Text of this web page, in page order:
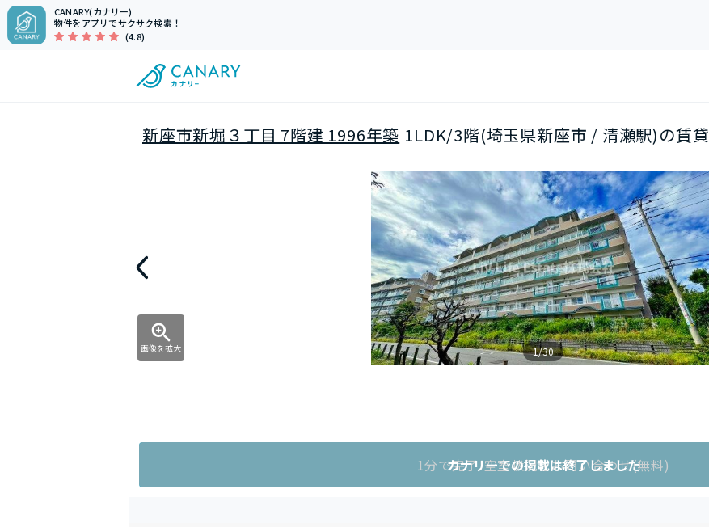
CANARY(カナリー)
物件をアプリでサクサク検索！
(4.8)
新座市新堀３丁目 7階建 1996年築 1LDK/3階(埼玉県新座市 / 清瀬駅)の賃貸
画像を拡大 1/30
1分で完了!空室状況をお問い合わせ(無料)
カナリーでの掲載は終了しました